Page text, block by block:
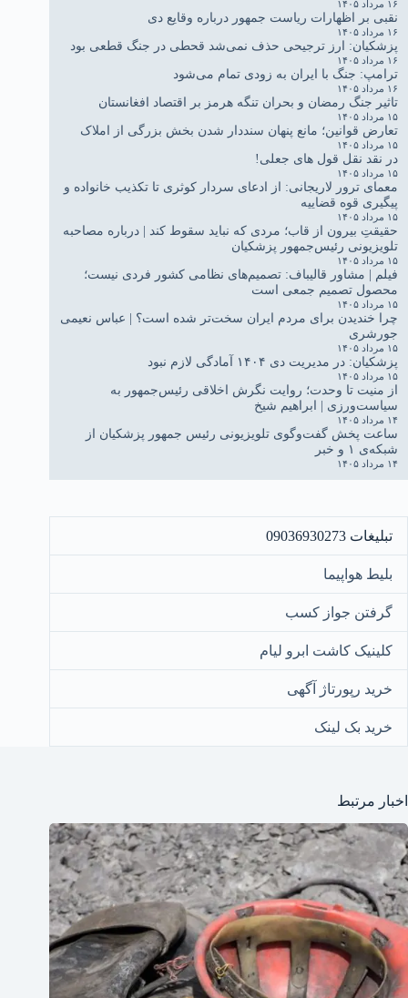
۱۶ مرداد ۱۴۰۵
نقبی بر اظهارات ریاست جمهور درباره وقایع دی
۱۶ مرداد ۱۴۰۵
پزشکیان: ارز ترجیحی حذف نمی‌شد قحطی در جنگ قطعی بود
۱۶ مرداد ۱۴۰۵
ترامپ: جنگ با ایران به زودی تمام می‌شود
۱۶ مرداد ۱۴۰۵
تاثیر جنگ رمضان و بحران تنگه هرمز بر اقتصاد افغانستان
۱۵ مرداد ۱۴۰۵
تعارض قوانین؛ مانع پنهان سنددار شدن بخش بزرگی از املاک
۱۵ مرداد ۱۴۰۵
در نقد نقل قول های جعلی!
۱۵ مرداد ۱۴۰۵
معمای ترور لاریجانی: از ادعای سردار کوثری تا تکذیب خانواده و
پیگیری قوه قضاییه
۱۵ مرداد ۱۴۰۵
حقیقتِ بیرون از قاب؛ مردی که نباید سقوط کند | درباره مصاحبه
تلویزیونی رئیس‌جمهور پزشکیان
۱۵ مرداد ۱۴۰۵
فیلم | مشاور قالیباف: تصمیم‌های نظامی کشور فردی نیست؛
محصول تصمیم جمعی است
۱۵ مرداد ۱۴۰۵
چرا خندیدن برای مردم ایران سخت‌تر شده است؟ | عباس نعیمی
جورشری
۱۵ مرداد ۱۴۰۵
پزشکیان: در مدیریت دی ۱۴۰۴ آمادگی لازم نبود
۱۵ مرداد ۱۴۰۵
از منیت تا وحدت؛ روایت نگرش اخلاقی رئیس‌جمهور به
سیاست‌ورزی | ابراهیم شیخ
۱۴ مرداد ۱۴۰۵
ساعت پخش گفت‌وگوی تلویزیونی رئیس جمهور پزشکیان از
شبکه‌ی ۱ و خبر
۱۴ مرداد ۱۴۰۵
تبلیغات 09036930273
بلیط هواپیما
گرفتن جواز کسب
کلینیک کاشت ابرو لیام
خرید رپورتاژ آگهی
خرید بک لینک
اخبار مرتبط